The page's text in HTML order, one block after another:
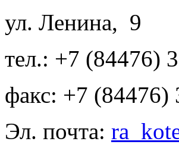
ул. Ленина, 9
тел.: +7 (84476)
факс: +7
Эл. почта: